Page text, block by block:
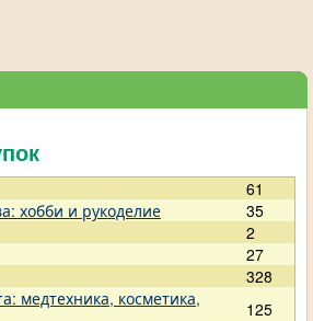
61
хобби и рукоделие
35
2
27
328
медтехника, косметика,
125